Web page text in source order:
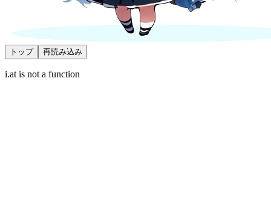
トップ 再読み込み
i.at is not a function